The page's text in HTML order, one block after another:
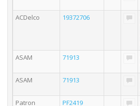
ACDelco 19372706
ASAM
71913
ASAM
71913
Patron
PF2419